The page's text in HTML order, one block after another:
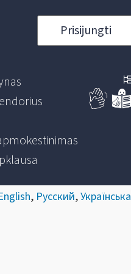
Prisijungti
, Русский,Українська